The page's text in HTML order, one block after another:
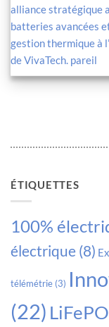
ÉTIQUETTES
100%
électrique (8)
télémétrie (3)
(22)
alliance stratégique
batteries avancées
gestion thermique à
de VivaTech. pareil